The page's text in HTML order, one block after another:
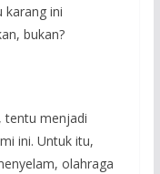
karang ini
bukan?
tentu menjadi
ini. Untuk itu,
olahraga